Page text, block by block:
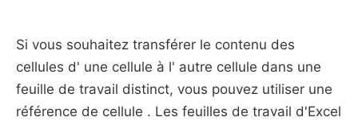
Si vous souhaitez transférer le contenu des
cellules d' une cellule à l' autre cellule dans une
feuille de travail distinct, vous pouvez utiliser une
référence de cellule . Les feuilles de travail d'Excel